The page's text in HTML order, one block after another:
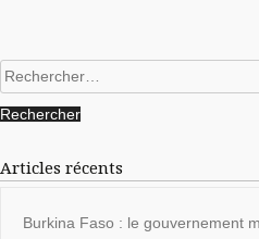
Rechercher :
Articles récents
Burkina Faso : le gouvernement